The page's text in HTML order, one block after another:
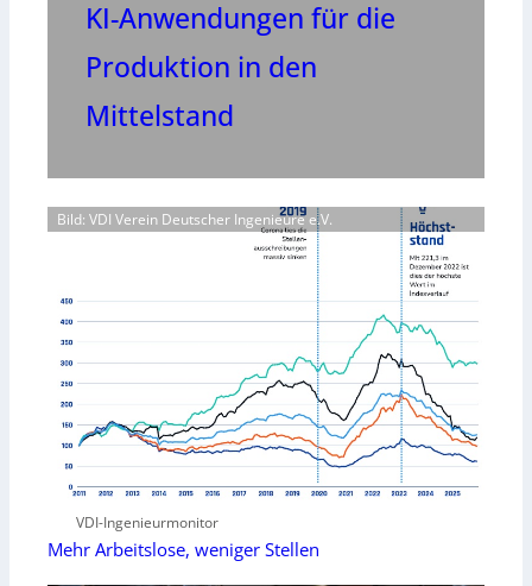
KI-Anwendungen für die
Produktion in den
Mittelstand
Bild: VDI Verein Deutscher Ingenieure e.V.
VDI-Ingenieurmonitor
Mehr Arbeitslose, weniger Stellen